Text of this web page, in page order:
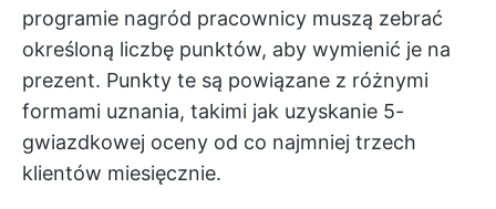
programie nagród pracownicy muszą zebrać
określoną liczbę punktów, aby wymienić je na
prezent. Punkty te są powiązane z różnymi
formami uznania, takimi jak uzyskanie 5-
gwiazdkowej oceny od co najmniej trzech
klientów miesięcznie.